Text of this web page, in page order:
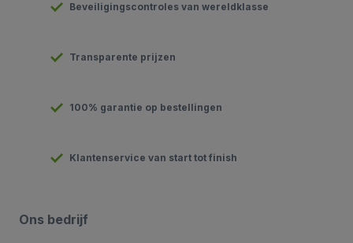
Beveiligingscontroles van wereldklasse
Transparente prijzen
100% garantie op bestellingen
Klantenservice van start tot finish
Ons bedrijf